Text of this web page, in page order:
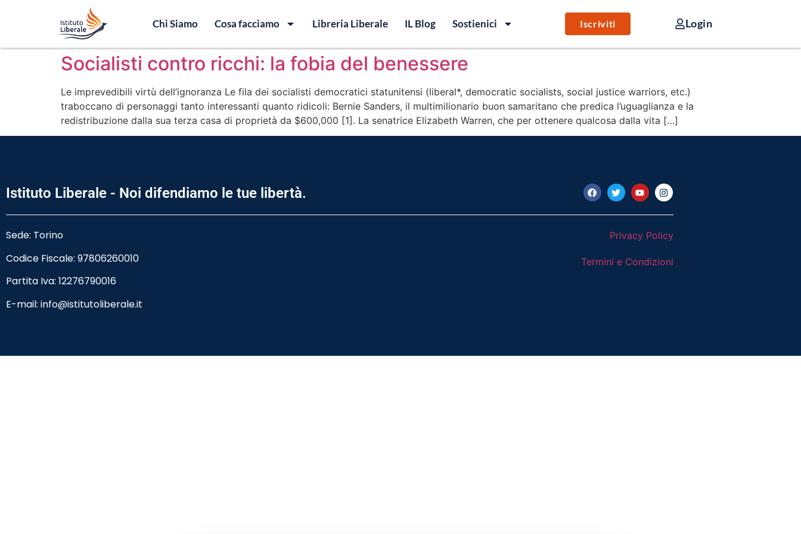
Chi Siamo Cosa facciamo Libreria Liberale IL Blog Sostienici Iscriviti Login
Socialisti contro ricchi: la fobia del benessere
Le imprevedibili virtù dell’ignoranza Le fila dei socialisti democratici statunitensi (liberal*, democratic socialists, social justice warriors, etc.)
traboccano di personaggi tanto interessanti quanto ridicoli: Bernie Sanders, il multimilionario buon samaritano che predica l’uguaglianza e la
redistribuzione dalla sua terza casa di proprietà da $600,000 [1]. La senatrice Elizabeth Warren, che per ottenere qualcosa dalla vita […]
Istituto Liberale - Noi difendiamo le tue libertà.
Sede: Torino
Codice Fiscale: 97806260010
Partita Iva: 12276790016
E-mail: info@istitutoliberale.it
Privacy Policy
Termini e Condizioni